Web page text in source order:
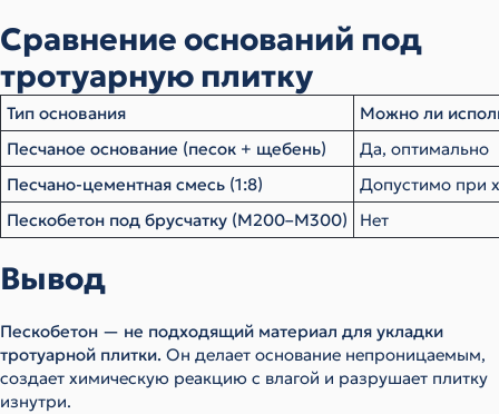
Сравнение оснований под
тротуарную плитку
Тип основания
Можно ли
Песчаное основание (песок + щебень)
Да, оптимально
Песчано-цементная смесь (1:8)
Допустимо при
Пескобетон под брусчатку (М200–М300)
Нет
Вывод
Пескобетон — не подходящий материал для укладки
тротуарной плитки. Он делает основание непроницаемым,
создает химическую реакцию с влагой и разрушает плитку
изнутри.